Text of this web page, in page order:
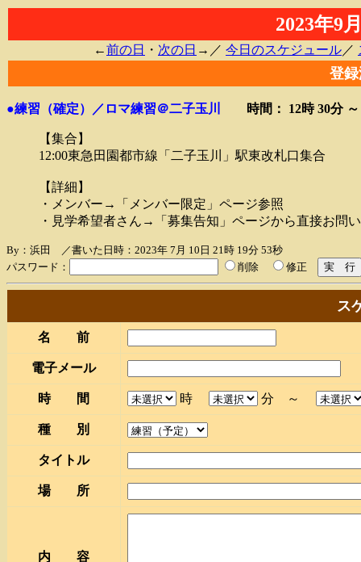
2023年9
←前の日 ・ 次の日 →／ 今日のスケジュール ／
登
●練習（確定）／ロマ練習＠二子玉川 時間： 12時 30分
【集合】
12:00東急田園都市線「二子玉川」駅東改札口集合
【詳細】
・メンバー→「メンバー限定」ページ参照
・見学希望者さん→「募集告知」ページから直接お問
By：浜田 ／書いた日時：2023年 7月 10日 21時 19分 53秒
パスワード：
削除 修正
ス
名 前
電子メール
時 間 時 分 ～
種 別
タイトル
場 所
内 容